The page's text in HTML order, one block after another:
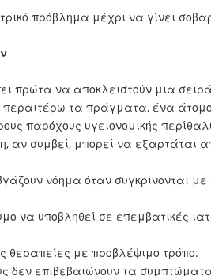
πρόβλημα μέχρι να γίνει
πρώτα να αποκλειστούν μια
περαιτέρω τα πράγματα, ένα
παρόχους υγειονομικής
αν συμβεί, μπορεί να εξαρτάται
νόημα όταν συγκρίνονται
να υποβληθεί σε επεμβατικές
θεραπείες με προβλέψιμο τρόπο.
δεν επιβεβαιώνουν τα